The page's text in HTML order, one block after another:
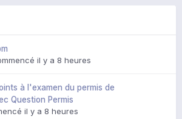
il y a 8 heures
à l'examen du permis de
Question Permis
il y a 8 heures